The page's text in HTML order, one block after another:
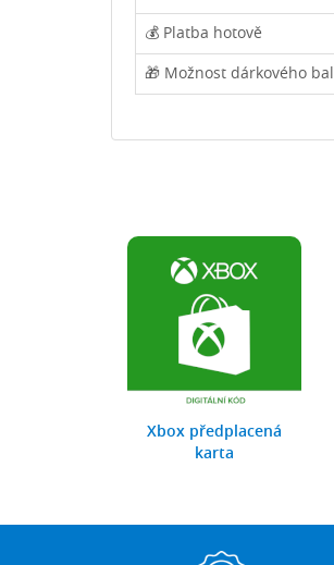
💰 Platba hotově
🎁 Možnost dárkového
Xbox předplacená
karta